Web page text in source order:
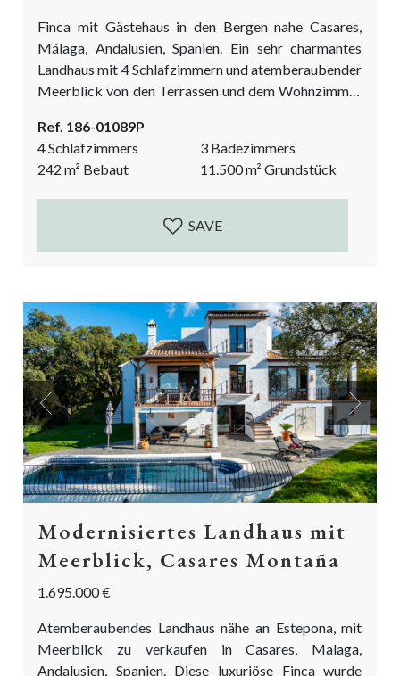
Finca mit Gästehaus in den Bergen nahe Casares,
Málaga, Andalusien, Spanien. Ein sehr charmantes
Landhaus mit 4 Schlafzimmern und atemberaubender
Meerblick von den Terrassen und dem Wohnzimmer
und das Atlasgebirge auf dem afrikanischen
Kontinent. Die Lage ist privat, aber nicht
abgeschieden. Zur Finca gehört ein Grundstück von
über 11.500 m². Das Gelände ist teilweise flach, ideal
für einen Obst- und Gemüsegarten,...
Ref. 186-01089P
4 Schlafzimmers
3 Badezimmers
242m² Bebaut 11.500m² Grundstück
SAVE
Previous Next
Modernisiertes Landhaus mit
Meerblick, Casares Montaña
1.695.000 €
Atemberaubendes Landhaus nähe an Estepona, mit
Meerblick zu verkaufen in Casares, Malaga,
Andalusien, Spanien. Diese luxuriöse Finca wurde